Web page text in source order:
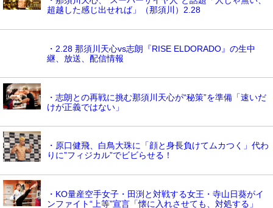
超越した感じ出せれば」（那須川）2.28
・2.28 那須川天心vs志朗『RISE ELDORADO』の生中
継、放送、配信情報
・志朗との再戦に挑む那須川天心が“秘策”を準備「速いだ
けが正義ではない」
・原口健飛、白鳥大珠に「顔と身長負けてムカつく」代わ
りに”フィジカル”でビビらせる！
・KO量産空手女子・田渕と対戦する女王・寺山日葵がイ
ンファイト“上等”宣言「懐に入れさせても、対処する」